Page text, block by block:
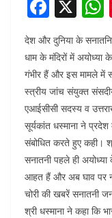
F
a
c
e
b
o
o
k
X
देश और दुनिया के
धाम के मंदिरों में अयोध्या
गंभीर हैं और इस मामले में
स्त्रीय जांच संयुक्त
एआईसीसी सदस्य व
सूर्यकांत धस्माना ने
संबोधित करते हुए कही।
सनातनी पहले ही
आहत हैं और अब घाव पर
चोरी की खबरें सनातनी
श्री धस्माना ने कहा कि